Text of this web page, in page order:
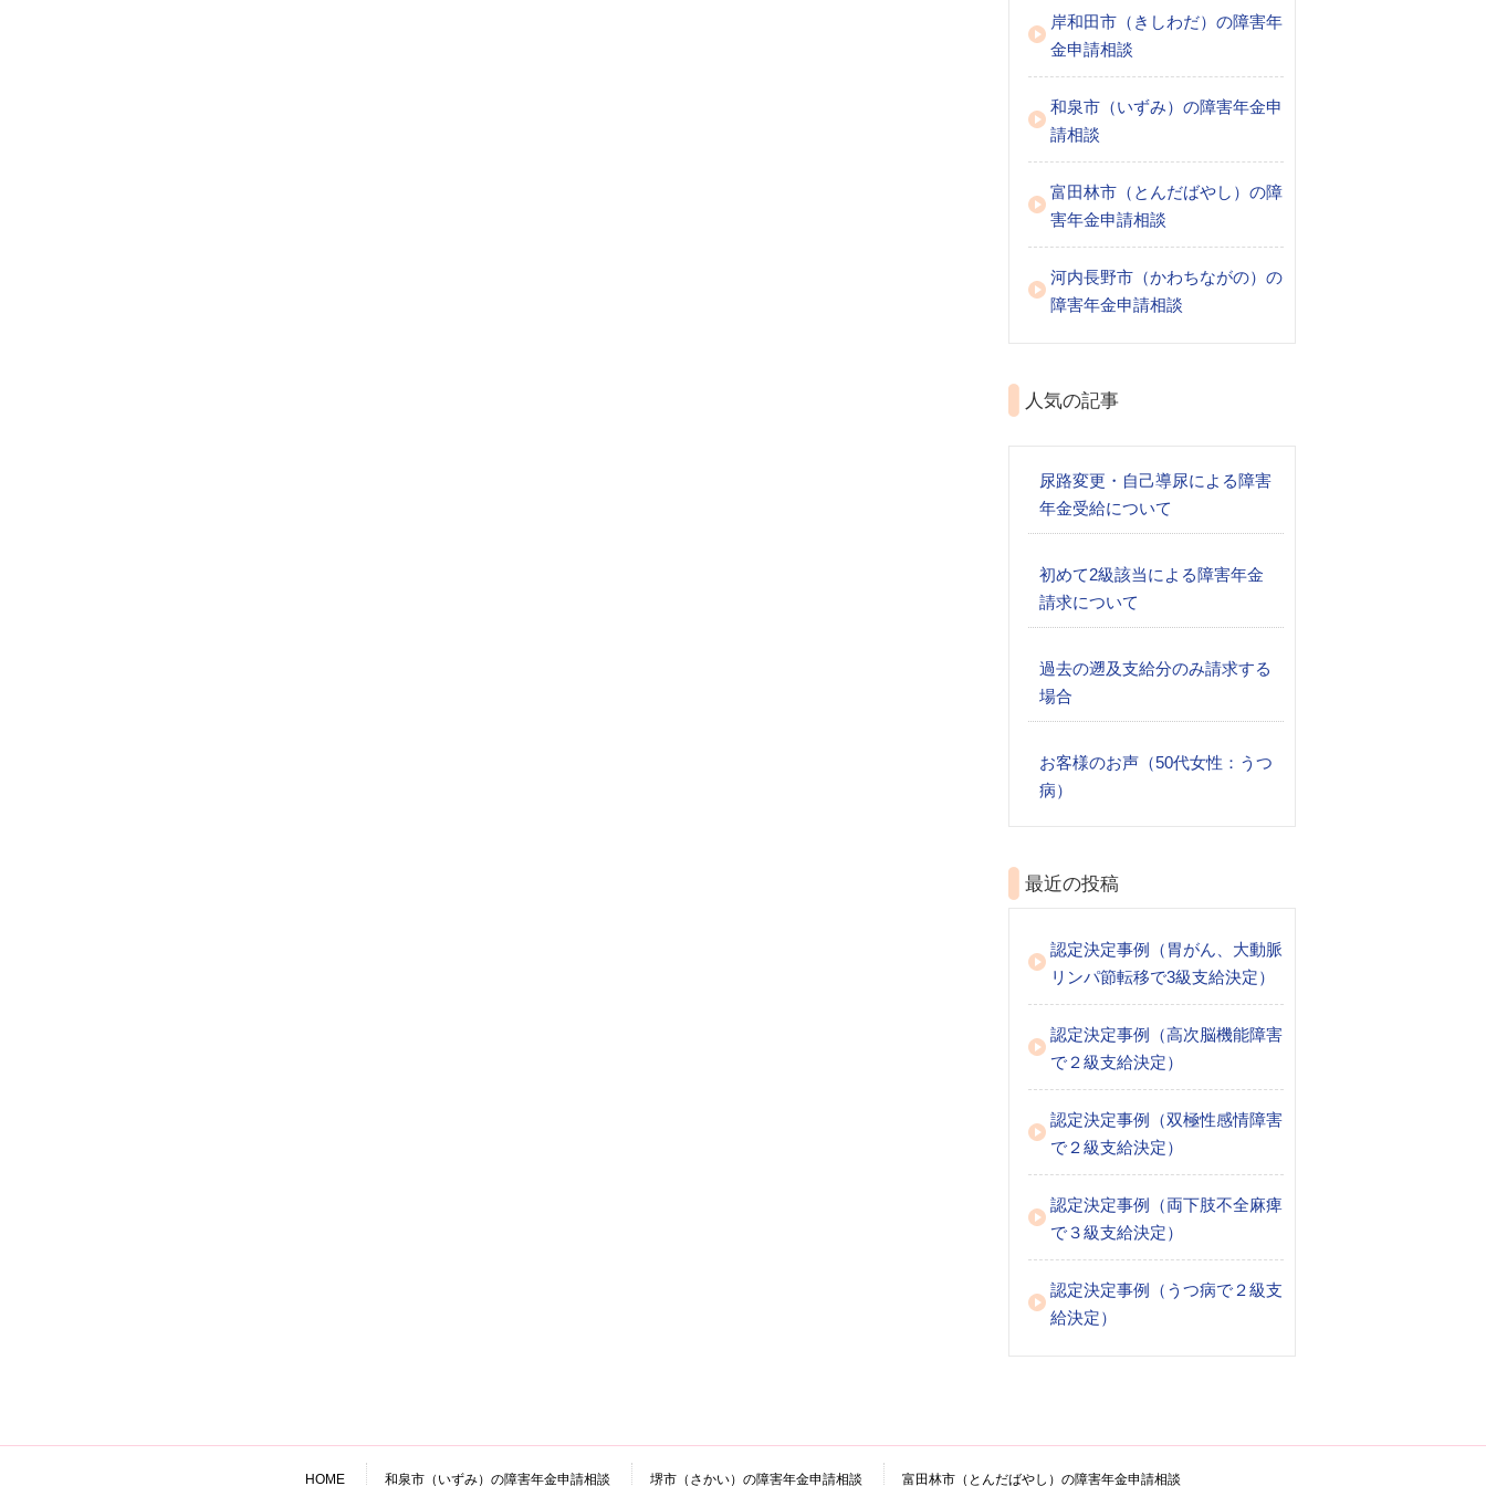
岸和田市（きしわだ）の障害年
金申請相談
和泉市（いずみ）の障害年金申
請相談
富田林市（とんだばやし）の障
害年金申請相談
河内長野市（かわちながの）の
障害年金申請相談
人気の記事
尿路変更・自己導尿による障害
年金受給について
初めて2級該当による障害年金
請求について
過去の遡及支給分のみ請求する
場合
お客様のお声（50代女性：うつ
病）
最近の投稿
認定決定事例（胃がん、大動脈
リンパ節転移で3級支給決定）
認定決定事例（高次脳機能障害
で２級支給決定）
認定決定事例（双極性感情障害
で２級支給決定）
認定決定事例（両下肢不全麻痺
で３級支給決定）
認定決定事例（うつ病で２級支
給決定）
HOME 和泉市（いずみ）の障害年金申請相談 堺市（さかい）の障害年金申請相談 富田林市（とんだばやし）の障害年金申請相談